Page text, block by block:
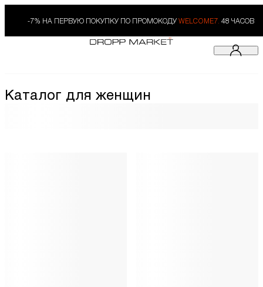
-7% НА ПЕРВУЮ ПОКУПКУ ПО ПРОМОКОДУ WELCOME7. 48 ЧАСОВ
Каталог для женщин